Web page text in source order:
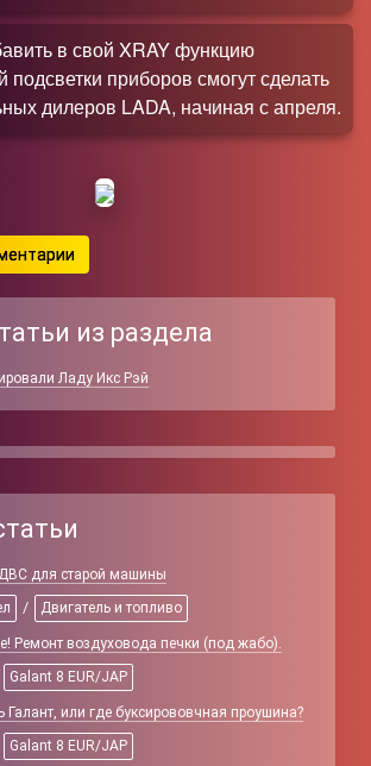
в свой XRAY функцию
подсветки приборов смогут сделать
дилеров LADA, начиная с апреля.
из раздела
Ладу Икс Рэй
для старой машины
/ Двигатель и топливо
Ремонт воздуховода печки (под жабо).
Galant 8 EUR/JAP
Галант, или где буксирововчная проушина?
Galant 8 EUR/JAP